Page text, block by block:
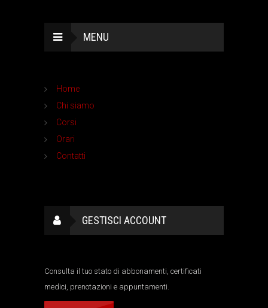
MENU
Home
Chi siamo
Corsi
Orari
Contatti
GESTISCI ACCOUNT
Consulta il tuo stato di abbonamenti, certificati
medici, prenotazioni e appuntamenti.